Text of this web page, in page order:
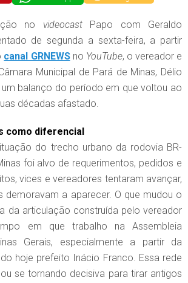
no videocastPapo com Geraldo
de segunda a sexta-feira, a partir
canal GRNEWSno YouTube, o vereador e
Municipal de Pará de Minas, Délio
um balanço do período em que voltou ao
décadas afastado.
como diferencial
do trecho urbano da rodovia BR-
foi alvo de requerimentos, pedidos e
vices e vereadores tentaram avançar,
demoravam a aparecer. O que mudou o
da articulação construída pelo vereador
em que trabalho na Assembleia
Gerais, especialmente a partir da
hoje prefeito Inácio Franco. Essa rede
se tornando decisiva para tirar antigos